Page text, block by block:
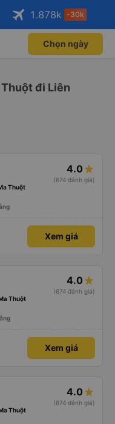
Mở app
bay qua
Mở app
1.878k -30k
Chọn ngày
đi Liên
4.0
(674 đánh giá)
Thuột
Xem giá
4.0
(674 đánh giá)
Thuột
Xem giá
4.0
(674 đánh giá)
Thuột